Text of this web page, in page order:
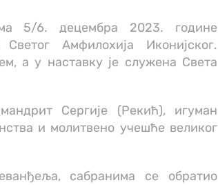
5/6. децембра 2023. године
Амфилохија Иконијског.
а у наставку је служена Света
Сергије (Рекић), игуман
и молитвено учешће великог
сабранима се обратио